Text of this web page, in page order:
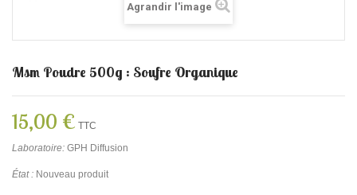
Agrandir l'image
Msm Poudre 500g : Soufre Organique
15,00 € TTC
Laboratoire: GPH Diffusion
État : Nouveau produit